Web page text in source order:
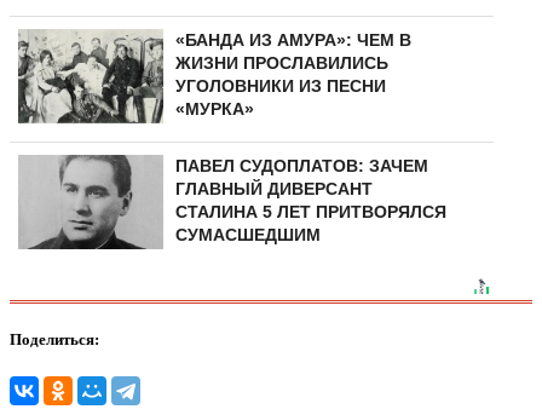
«БАНДА ИЗ АМУРА»: ЧЕМ В
ЖИЗНИ ПРОСЛАВИЛИСЬ
УГОЛОВНИКИ ИЗ ПЕСНИ
«МУРКА»
ПАВЕЛ СУДОПЛАТОВ: ЗАЧЕМ
ГЛАВНЫЙ ДИВЕРСАНТ
СТАЛИНА 5 ЛЕТ ПРИТВОРЯЛСЯ
СУМАСШЕДШИМ
Поделиться: